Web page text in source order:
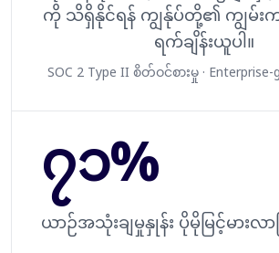
ကို သိရှိနိုင်ရန် ကျွန်ုပ်တို့၏ ကျွမ်းက
ရက်ချိန်းယူပါ။
SOC 2 Type II စိတ်ဝင်စားမှု ·
၇၁%
ယာဉ်အသုံးချမှုနှုန်း ပိုမိုမြင့်မားလာ